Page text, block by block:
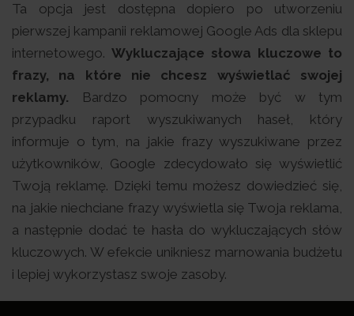
Ta opcja jest dostępna dopiero po utworzeniu
pierwszej kampanii reklamowej Google Ads dla sklepu
internetowego. Wykluczające słowa kluczowe to
frazy, na które nie chcesz wyświetlać swojej
reklamy. Bardzo pomocny może być w tym
przypadku raport wyszukiwanych haseł, który
informuje o tym, na jakie frazy wyszukiwane przez
użytkowników, Google zdecydowało się wyświetlić
Twoją reklamę. Dzięki temu możesz dowiedzieć się,
na jakie niechciane frazy wyświetla się Twoja reklama,
a następnie dodać te hasła do wykluczających słów
kluczowych. W efekcie unikniesz marnowania budżetu
i lepiej wykorzystasz swoje zasoby.